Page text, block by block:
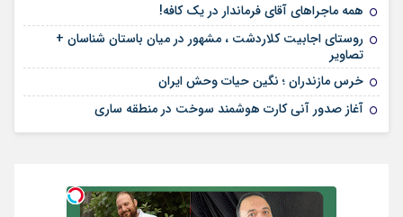
همه ماجراهای آقای فرماندار در یک کافه!
روستای اجابیت کلاردشت ، مشهور در میان باستان شناسان +
تصاویر
خرس مازندران ؛ نگین حیات وحش ایران
آغاز صدور آنی کارت هوشمند سوخت در منطقه ساری